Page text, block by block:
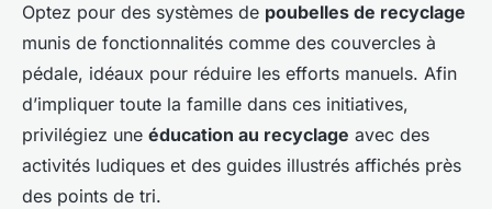
Optez pour des systèmes de poubelles de recyclage
munis de fonctionnalités comme des couvercles à
pédale, idéaux pour réduire les efforts manuels. Afin
d’impliquer toute la famille dans ces initiatives,
privilégiez une éducation au recyclage avec des
activités ludiques et des guides illustrés affichés près
des points de tri.